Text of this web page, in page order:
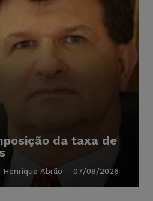
da taxa de
Henrique Abrão - 07/08/2026